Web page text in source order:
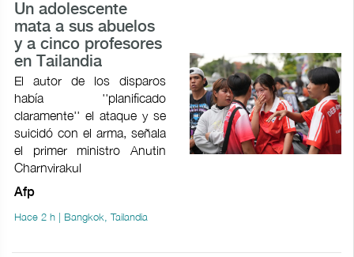
Un adolescente
mata a sus abuelos
y a cinco profesores
en Tailandia
El autor de los disparos
había ''planificado
claramente'' el ataque y se
suicidó con el arma, señala
el primer ministro Anutin
Charnvirakul
Afp
Hace 2 h | Bangkok, Tailandia